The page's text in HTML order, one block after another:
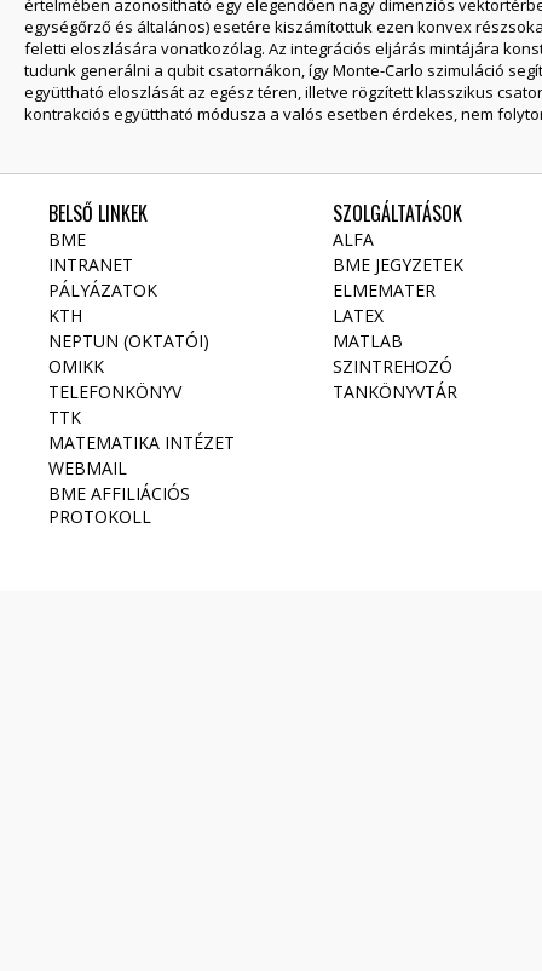
értelmében azonosítható egy elegendően nagy dimenziós
egységőrző és általános) esetére kiszámítottuk ezen konvex
feletti eloszlására vonatkozólag. Az integrációs eljárás mintájára
tudunk generálni a qubit csatornákon, így Monte-Carlo szimuláció
együttható eloszlását az egész téren, illetve rögzített klasszikus
kontrakciós együttható módusza a valós esetben érdekes, nem
BELSŐ LINKEK
BME
INTRANET
PÁLYÁZATOK
KTH
NEPTUN (OKTATÓI)
OMIKK
TELEFONKÖNYV
TTK
MATEMATIKA INTÉZET
WEBMAIL
BME AFFILIÁCIÓS
PROTOKOLL
SZOLGÁLTATÁSOK
ALFA
BME JEGYZETEK
ELMEMATER
LATEX
MATLAB
SZINTREHOZÓ
TANKÖNYVTÁR